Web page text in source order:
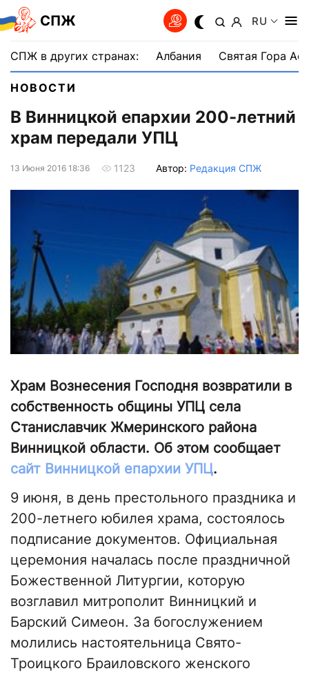
СПЖ RU
СПЖ в других странах: Албания Святая Гора
НОВОСТИ
В Винницкой епархии 200-летний
храм передали УПЦ
13 Июня 2016 18:36 1123 Автор: Редакция СПЖ
Храм Вознесения Господня возвратили в
собственность общины УПЦ села
Станиславчик Жмеринского района
Винницкой области. Об этом сообщает
сайт Винницкой епархии УПЦ.
9 июня, в день престольного праздника и
200-летнего юбилея храма, состоялось
подписание документов. Официальная
церемония началась после праздничной
Божественной Литургии, которую
возглавил митрополит Винницкий и
Барский Симеон. За богослужением
молились настоятельница Свято-
Троицкого Браиловского женского